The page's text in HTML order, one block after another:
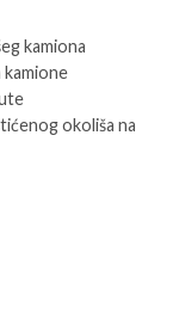
kamiona
kamione
okoliša na